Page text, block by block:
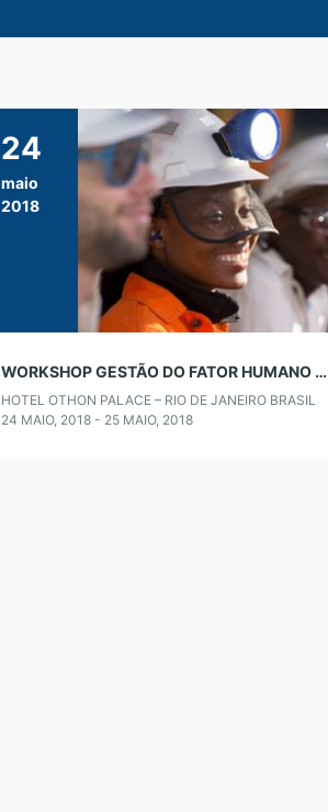
24
maio
2018
WORKSHOP GESTÃO DO FATOR HUMANO NA SEGURANÇA – GRANDE MINERACÃO
HOTEL OTHON PALACE – RIO DE JANEIRO BRASIL
24 MAIO, 2018 - 25 MAIO, 2018